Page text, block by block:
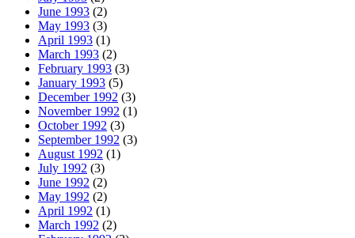
June 1993 (2)
May 1993 (3)
April 1993 (1)
March 1993 (2)
February 1993 (3)
January 1993 (5)
December 1992 (3)
November 1992 (1)
October 1992 (3)
September 1992 (3)
August 1992 (1)
July 1992 (3)
June 1992 (2)
May 1992 (2)
April 1992 (1)
March 1992 (2)